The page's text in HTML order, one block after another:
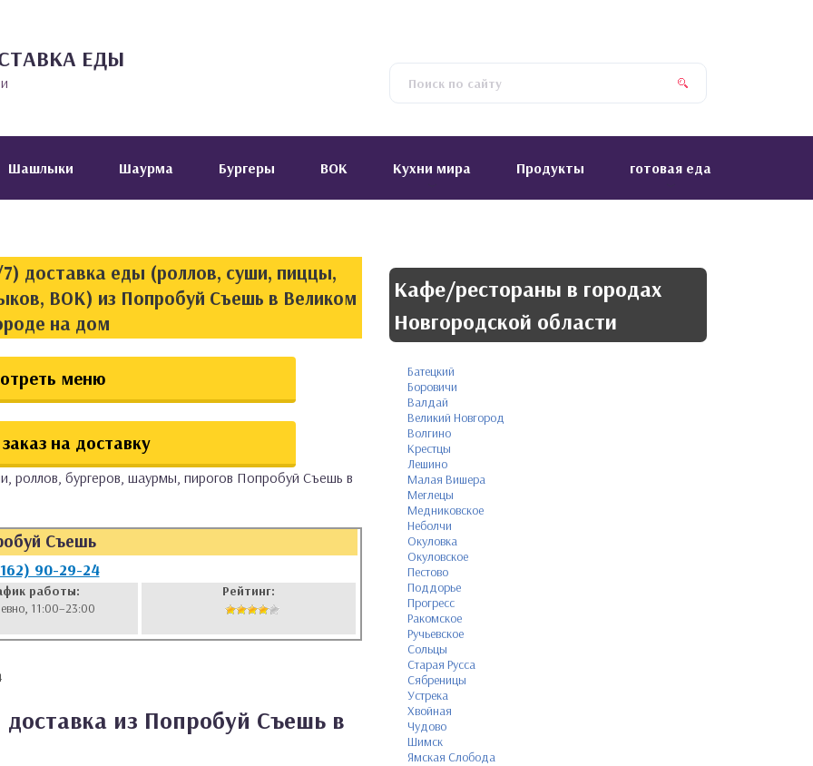
ЕДЫ
Шашлыки Шаурма Бургеры ВОК Кухни мира Продукты готовая еда
доставка еды (роллов, суши, пиццы,
ВОК) из Попробуй Съешь в Великом
на дом
меню
на доставку
роллов, бургеров, шаурмы, пирогов Попробуй Съешь в
Съешь
90-29-24
работы:
11:00–23:00
Рейтинг:
доставка из Попробуй Съешь в
Кафе/рестораны в городах
Новгородской области
Батецкий
Боровичи
Валдай
Великий Новгород
Волгино
Крестцы
Лешино
Малая Вишера
Меглецы
Медниковское
Неболчи
Окуловка
Окуловское
Пестово
Поддорье
Прогресс
Ракомское
Ручьевское
Сольцы
Старая Русса
Сябреницы
Устрека
Хвойная
Чудово
Шимск
Ямская Слобода